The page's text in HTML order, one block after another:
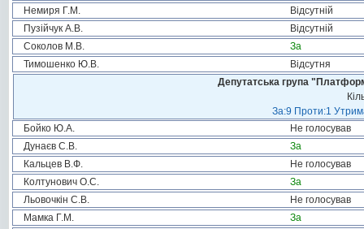
Немиря Г.М.
Відсутній
Пузійчук А.В.
Відсутній
Соколов М.В.
За
Тимошенко Ю.В.
Відсутня
Депутатська група
За:9 Проти:1
Бойко Ю.А.
Не голосував
Дунаєв С.В.
За
Кальцев В.Ф.
Не голосував
Колтунович О.С.
За
Льовочкін С.В.
Не голосував
Мамка Г.М.
За